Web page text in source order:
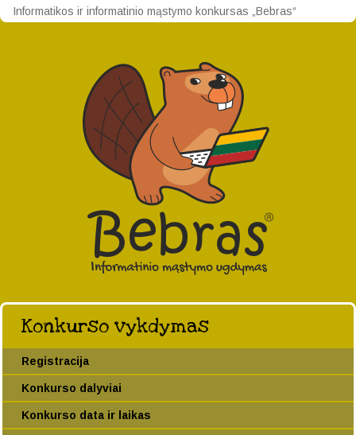
Informatikos ir informatinio mąstymo konkursas „Bebras“
Konkurso vykdymas
Registracija
Konkurso dalyviai
Konkurso data ir laikas